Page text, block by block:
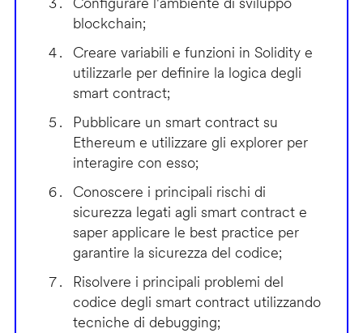
blockchain;
Creare variabili e funzioni in Solidity e
utilizzarle per definire la logica degli
smart contract;
Pubblicare un smart contract su
Ethereum e utilizzare gli explorer per
interagire con esso;
Conoscere i principali rischi di
sicurezza legati agli smart contract e
saper applicare le best practice per
garantire la sicurezza del codice;
Risolvere i principali problemi del
codice degli smart contract utilizzando
tecniche di debugging;